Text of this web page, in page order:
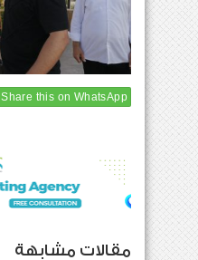
Share this on WhatsApp
مقالات مشابهة